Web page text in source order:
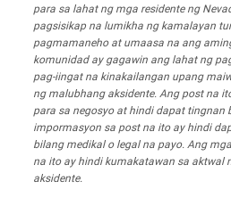
para sa lahat ng mga residente ng
pagsisikap na lumikha ng kamalayan
pagmamaneho at umaasa na ang
komunidad ay gagawin ang lahat ng
pag-iingat na kinakailangan upang
ng malubhang aksidente. Ang post na
para sa negosyo at hindi dapat tingnan
impormasyon sa post na ito ay hindi
bilang medikal o legal na payo. Ang
na ito ay hindi kumakatawan sa aktwal
aksidente.